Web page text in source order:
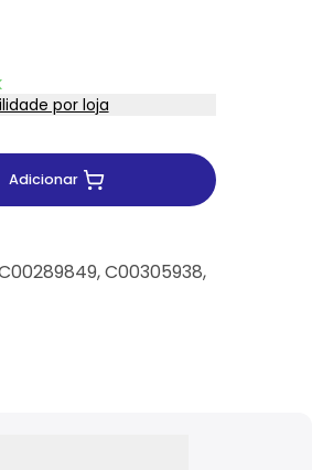
por loja
Adicionar
C00305938,